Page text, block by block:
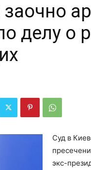
делу о
Суд в
экс-